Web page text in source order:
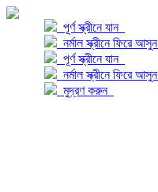
পূর্ণ স্ক্রীনে যান
নর্মাল স্ক্রীনে ফিরে আসুন
পূর্ণ স্ক্রীনে যান
নর্মাল স্ক্রীনে ফিরে আসুন
মুদ্রণ করুন